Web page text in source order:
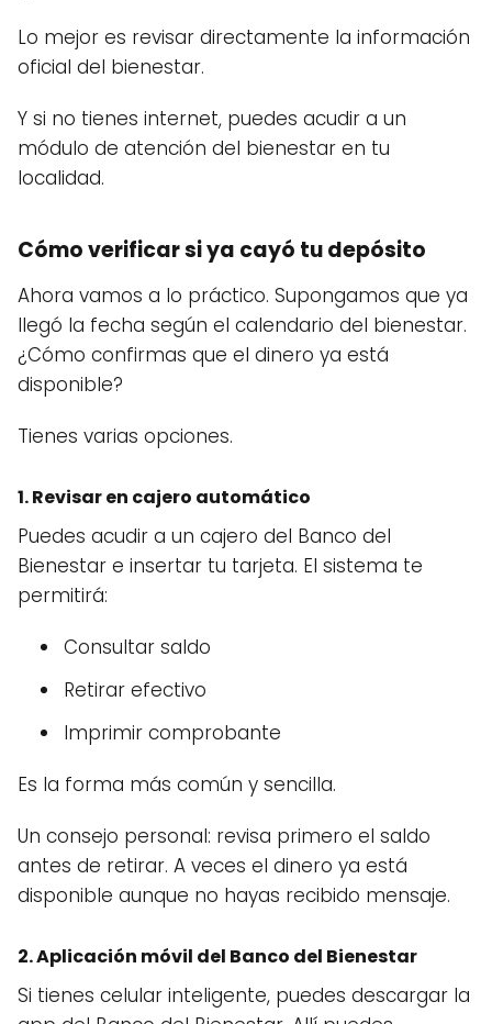
Lo mejor es revisar directamente la información
oficial del bienestar.
Y si no tienes internet, puedes acudir a un
módulo de atención del bienestar en tu
localidad.
Cómo verificar si ya cayó tu depósito
Ahora vamos a lo práctico. Supongamos que ya
llegó la fecha según el calendario del bienestar.
¿Cómo confirmas que el dinero ya está
disponible?
Tienes varias opciones.
1. Revisar en cajero automático
Puedes acudir a un cajero del Banco del
Bienestar e insertar tu tarjeta. El sistema te
permitirá:
Consultar saldo
Retirar efectivo
Imprimir comprobante
Es la forma más común y sencilla.
Un consejo personal: revisa primero el saldo
antes de retirar. A veces el dinero ya está
disponible aunque no hayas recibido mensaje.
2. Aplicación móvil del Banco del Bienestar
Si tienes celular inteligente, puedes descargar la